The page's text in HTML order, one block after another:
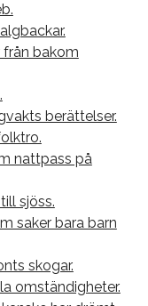
bakom
berättelser.
nattpass på
sjöss.
saker bara barn
skogar.
omständigheter.